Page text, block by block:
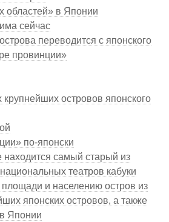
областей» в Японии
сейчас
переводится с японского
провинции»
островов японского
по-японски
находится самый старый из
театров кабуки
и населению остров из
японских островов, а также
Японии